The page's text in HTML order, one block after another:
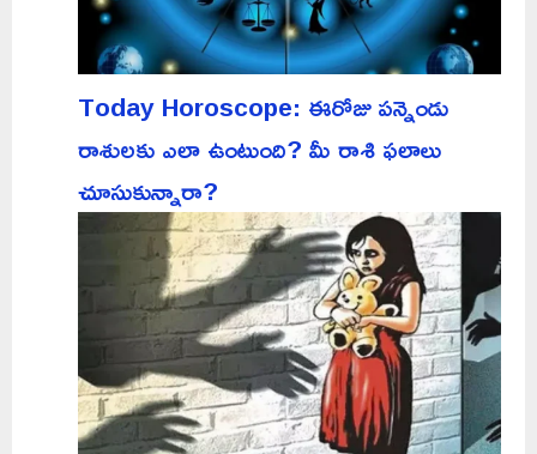
Today Horoscope: ఈరోజు పన్నెండు
రాశులకు ఎలా ఉంటుంది? మీ రాశి ఫలాలు
చూసుకున్నారా?